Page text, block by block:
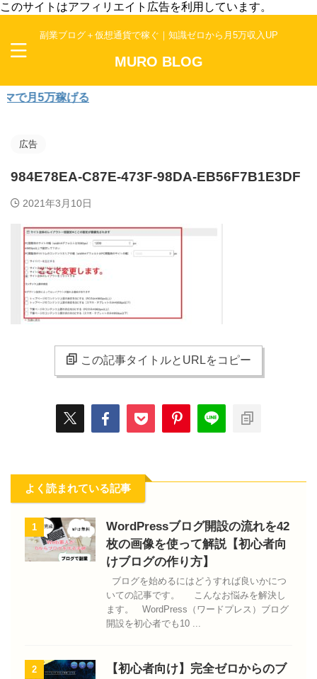
このサイトはアフィリエイト広告を利用しています。
副業ブログ＋仮想通貨で稼ぐ｜知識ゼロから月5万収入UP
MURO BLOG
5万稼げる
広告
984E78EA-C87E-473F-98DA-EB56F7B1E3DF
2021年3月10日
この記事タイトルとURLをコピー
よく読まれている記事
1
WordPressブログ開設の流れを42
枚の画像を使って解説【初心者向
けブログの作り方】
ブログを始めるにはどうすれば良いかにつ
いての記事です。 こんなお悩みを解決し
ます。 WordPress（ワードプレス）ブログ
開設を初心者でも10 ...
2
【初心者向け】完全ゼロからのブ